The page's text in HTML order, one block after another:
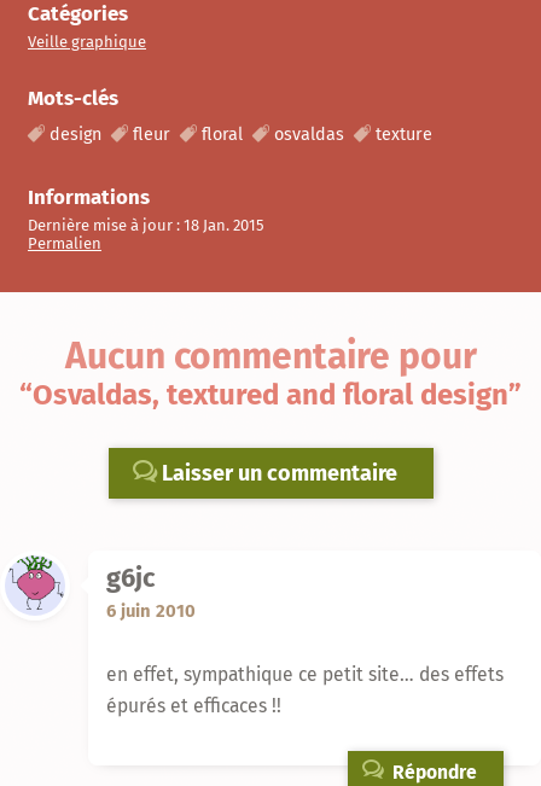
Catégories
Veille graphique
Mots-clés
design fleur floral osvaldas texture
Informations
Dernière mise à jour : 18 Jan. 2015
Permalien
Aucun commentaire pour
“Osvaldas, textured and floral design”
Laisser un commentaire
g6jc
6 juin 2010
en effet, sympathique ce petit site… des effets
épurés et efficaces !!
Répondre